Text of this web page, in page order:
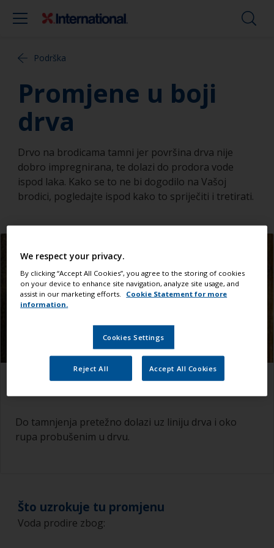
Podrška
Promjene u boji
drva
Drvo na brodicama tamni jer površina drva nije
dobro impregnirana, te dolazi do prodora vode
ispod laka. Kako se to ne bi dogodilo na Vašoj
brodici, pogledajte ispod kako to spriječiti i tretirati.
Kako to prepoznati
Do tamnjenja pretežno dolazi uz liniju drva i oko
rupa probušenim u drvu.
Što uzrokuje tu promjenu
Voda prodire zbog:
We respect your privacy.
By clicking “Accept All Cookies”, you agree to the storing of cookies
on your device to enhance site navigation, analyze site usage, and
assist in our marketing efforts.
Cookie Statement for more
information.
Cookies Settings
Reject All Accept All Cookies